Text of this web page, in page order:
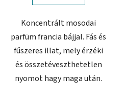
Koncentrált mosodai
parfüm francia bájjal. Fás és
fűszeres illat, mely érzéki
és összetéveszthetetlen
nyomot hagy maga után.